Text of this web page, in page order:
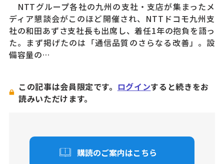
NTTグループ各社の九州の支社・支店が集まったメ
ディア懇談会がこのほど開催され、NTTドコモ九州支
社の和田あずさ支社長も出席し、着任1年の抱負を語っ
た。まず掲げたのは「通信品質のさらなる改善」。設
備容量の…
この記事は会員限定です。 ログインすると続きをお
読みいただけます。
購読のご案内はこちら